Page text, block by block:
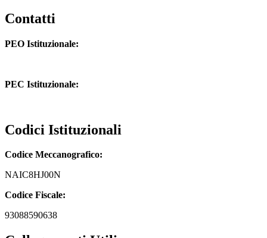
Contatti
PEO Istituzionale:
PEC Istituzionale:
Codici Istituzionali
Codice Meccanografico:
NAIC8HJ00N
Codice Fiscale:
93088590638